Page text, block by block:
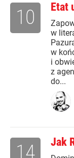
Etat
w
w
i
z
do...
10
Jak
14